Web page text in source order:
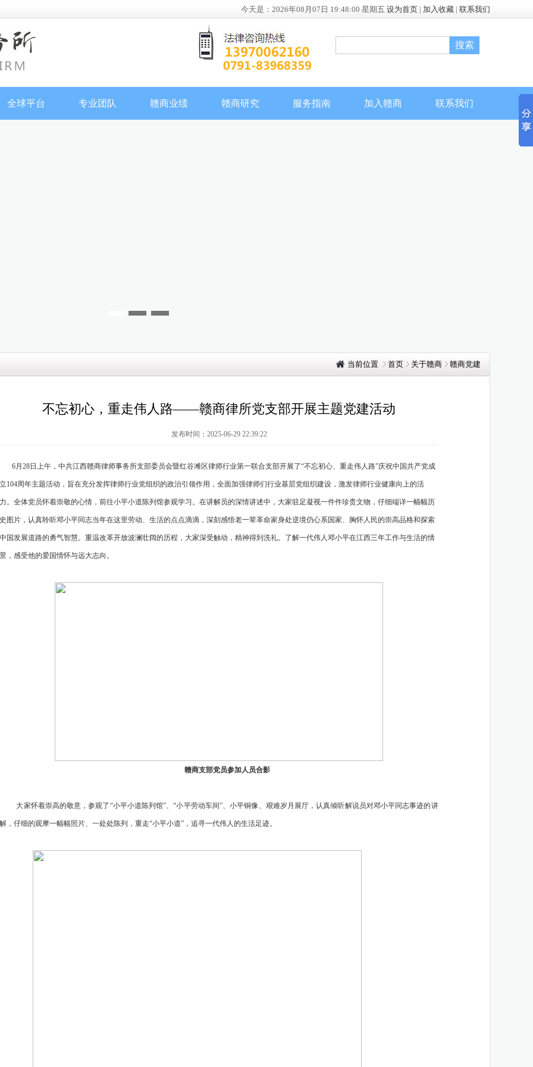
今天是： 2026年08月07日 19:48:01 星期五 设为首页 | 加入收藏 | 联系我们
全球平台 专业团队 赣商业绩 赣商研究 服务指南 加入赣商 联系我们
当前位置 首页 关于赣商 赣商党建
不忘初心，重走伟人路——赣商律所党支部开展主题党建活动
发布时间：2025-06-29 22:39:22
6月28日上午，中共江西赣商律师事务所支部委员会暨红谷滩区律师行业第一联合支部开展了“不忘初心、重走伟人路”庆祝中国共产党成
立104周年主题活动，旨在充分发挥律师行业党组织的政治引领作用，全面加强律师们行业基层党组织建设，激发律师行业健康向上的活
力。全体党员怀着崇敬的心情，前往小平小道陈列馆参观学习。在讲解员的深情讲述中，大家驻足凝视一件件珍贵文物，仔细端详一幅幅历
史图片，认真聆听邓小平同志当年在这里劳动、生活的点点滴滴，深刻感悟老一辈革命家身处逆境仍心系国家、胸怀人民的崇高品格和探索
中国发展道路的勇气智慧。重温改革开放波澜壮阔的历程，大家深受触动，精神得到洗礼。了解一代伟人邓小平在江西三年工作与生活的情
景，感受他的爱国情怀与远大志向。
赣商支部党员参加人员合影
大家怀着崇高的敬意，参观了 “小平小道陈列馆”、“小平劳动车间”、小平铜像、艰难岁月展厅，认真倾听解说员对邓小平同志事迹的讲
解，仔细的观摩一幅幅照片、一处处陈列，重走“小平小道”，追寻一代伟人的生活足迹。